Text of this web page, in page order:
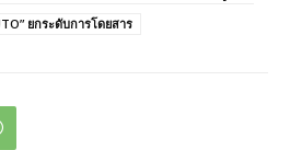
ยกระดับการโดยสาร